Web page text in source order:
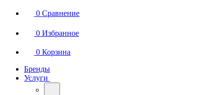
0 Сравнение
0 Избранное
0 Корзина
Бренды
Услуги